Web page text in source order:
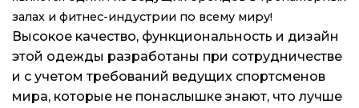
залах и фитнес-индустрии по всему миру!
Высокое качество, функциональность и дизайн
этой одежды разработаны при сотрудничестве
и с учетом требований ведущих спортсменов
мира, которые не понаслышке знают, что лучше